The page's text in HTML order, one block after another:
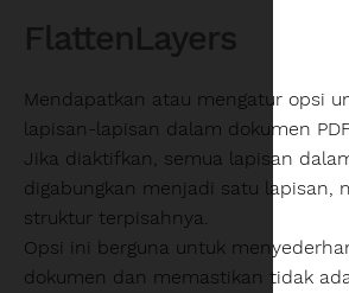
FlattenLayers
Mendapatkan atau mengatur opsi
lapisan‑lapisan dalam dokumen
Jika diaktifkan, semua lapisan
digabungkan menjadi satu lapisan,
struktur terpisahnya.
Opsi ini berguna untuk
dokumen dan memastikan tidak